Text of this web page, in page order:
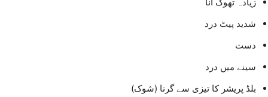
شدید پیٹ درد
دست
سینے میں درد
بلڈ پریشر کا تیزی سے گرنا (شوک)